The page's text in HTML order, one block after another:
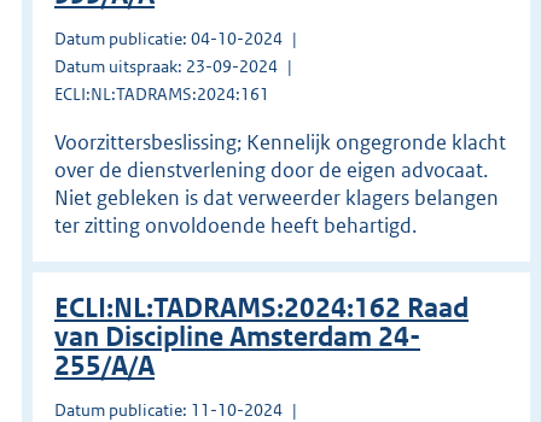
Datum publicatie: 04-10-2024
Datum uitspraak: 23-09-2024
ECLI:NL:TADRAMS:2024:161
Voorzittersbeslissing; Kennelijk ongegronde klacht
over de dienstverlening door de eigen advocaat.
Niet gebleken is dat verweerder klagers belangen
ter zitting onvoldoende heeft behartigd.
ECLI:NL:TADRAMS:2024:162 Raad
van Discipline Amsterdam 24-
255/A/A
Datum publicatie: 11-10-2024